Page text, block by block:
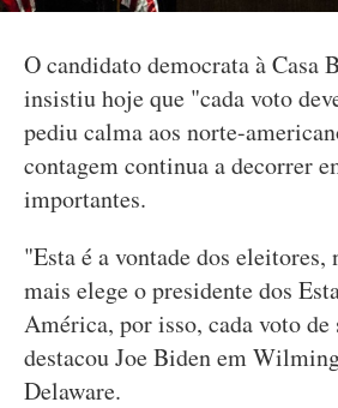
O candidato democrata à Casa
insistiu hoje que "cada voto
pediu calma aos norte-
contagem continua a decorrer
importantes.
"Esta é a vontade dos eleitores,
mais elege o presidente dos
América, por isso, cada voto de
destacou Joe Biden em
Delaware.